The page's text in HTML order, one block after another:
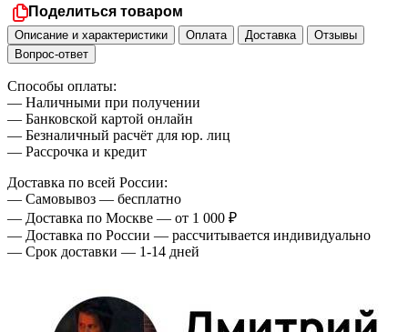
Поделиться товаром
Описание и характеристики Оплата Доставка
Отзывы
Вопрос-ответ
Способы оплаты:
— Наличными при получении
— Банковской картой онлайн
— Безналичный расчёт для юр. лиц
— Рассрочка и кредит
Доставка по всей России:
— Самовывоз — бесплатно
— Доставка по Москве — от 1 000 ₽
— Доставка по России — рассчитывается индивидуально
— Срок доставки — 1-14 дней